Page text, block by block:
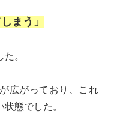
まう」
。
広がっており、これ
態でした。